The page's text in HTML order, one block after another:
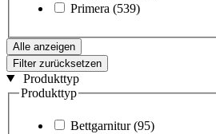
Primera (539)
Alle anzeigen
Filter zurücksetzen
Produkttyp
Produkttyp
Bettgarnitur (95)